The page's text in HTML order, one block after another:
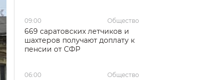
09:00 Общество
669 саратовских летчиков и
шахтеров получают доплату к
пенсии от СФР
06:00 Общество